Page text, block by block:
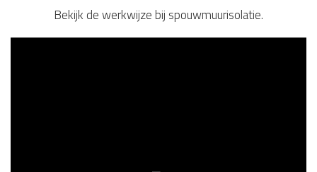
Bekijk de werkwijze bij spouwmuurisolatie.